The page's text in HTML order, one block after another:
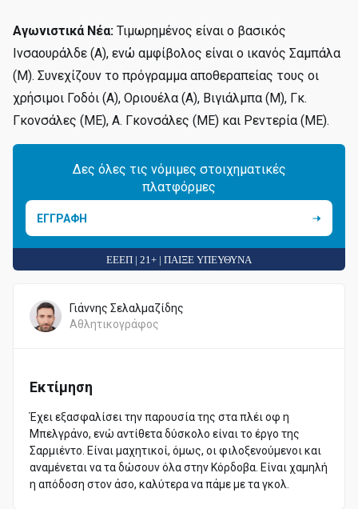
Αγωνιστικά Νέα: Τιμωρημένος είναι ο βασικός
Ινσαουράλδε (Α), ενώ αμφίβολος είναι ο ικανός Σαμπάλα
(Μ). Συνεχίζουν το πρόγραμμα αποθεραπείας τους οι
χρήσιμοι Γοδόι (Α), Οριουέλα (Α), Βιγιάλμπα (Μ), Γκ.
Γκονσάλες (ΜΕ), Α. Γκονσάλες (ΜΕ) και Ρεντερία (ΜΕ).
Δες όλες τις νόμιμες στοιχηματικές
πλατφόρμες
ΕΓΓΡΑΦΗ
ΕΕΕΠ | 21+ | ΠΑΙΞΕ ΥΠΕΥΘΥΝΑ
Γιάννης Σελαλμαζίδης
Αθλητικογράφος
Εκτίμηση
Έχει εξασφαλίσει την παρουσία της στα πλέι οφ η
Μπελγράνο, ενώ αντίθετα δύσκολο είναι το έργο της
Σαρμιέντο. Είναι μαχητικοί, όμως, οι φιλοξενούμενοι και
αναμένεται να τα δώσουν όλα στην Κόρδοβα. Είναι χαμηλή
η απόδοση στον άσο, καλύτερα να πάμε με τα γκολ.